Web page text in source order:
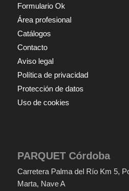
Formulario Ok
Área profesional
Catálogos
Contacto
Aviso legal
Política de privacidad
Protección de datos
Uso de cookies
PARQUET Córdoba
Carretera Palma del Río Km 5,
Marta, Nave A